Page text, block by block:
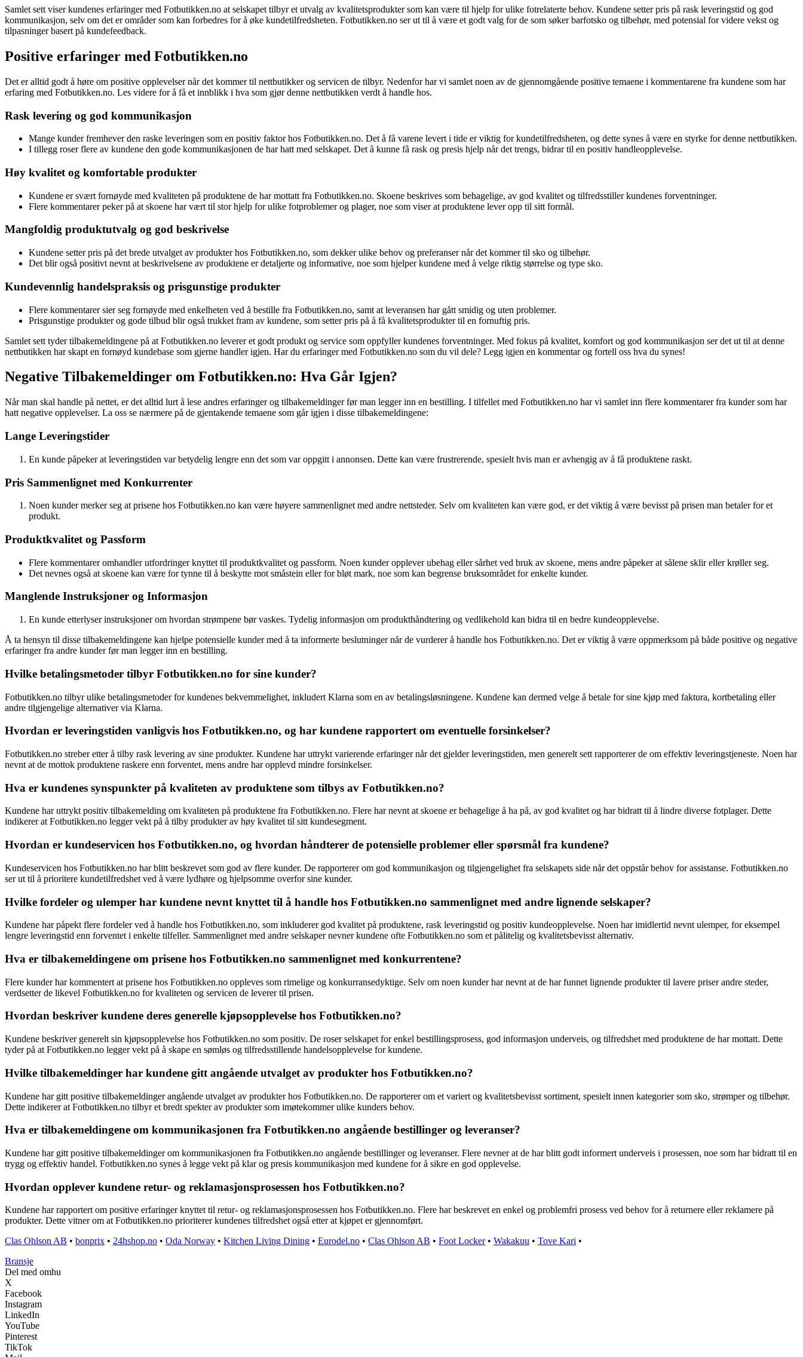
Samlet sett viser kundenes erfaringer med Fotbutikken.no at selskapet tilbyr et utvalg av kvalitetsprodukter som kan være til hjelp for ulike fotrelaterte behov. Kundene setter pris på rask leveringstid og god
kommunikasjon, selv om det er områder som kan forbedres for å øke kundetilfredsheten. Fotbutikken.no ser ut til å være et godt valg for de som søker barfotsko og tilbehør, med potensial for videre vekst og
tilpasninger basert på kundefeedback.
Positive erfaringer med Fotbutikken.no
Det er alltid godt å høre om positive opplevelser når det kommer til nettbutikker og servicen de tilbyr. Nedenfor har vi samlet noen av de gjennomgående positive temaene i kommentarene fra kundene som har
erfaring med Fotbutikken.no. Les videre for å få et innblikk i hva som gjør denne nettbutikken verdt å handle hos.
Rask levering og god kommunikasjon
Mange kunder fremhever den raske leveringen som en positiv faktor hos Fotbutikken.no. Det å få varene levert i tide er viktig for kundetilfredsheten, og dette synes å være en styrke for denne nettbutikken.
I tillegg roser flere av kundene den gode kommunikasjonen de har hatt med selskapet. Det å kunne få rask og presis hjelp når det trengs, bidrar til en positiv handleopplevelse.
Høy kvalitet og komfortable produkter
Kundene er svært fornøyde med kvaliteten på produktene de har mottatt fra Fotbutikken.no. Skoene beskrives som behagelige, av god kvalitet og tilfredsstiller kundenes forventninger.
Flere kommentarer peker på at skoene har vært til stor hjelp for ulike fotproblemer og plager, noe som viser at produktene lever opp til sitt formål.
Mangfoldig produktutvalg og god beskrivelse
Kundene setter pris på det brede utvalget av produkter hos Fotbutikken.no, som dekker ulike behov og preferanser når det kommer til sko og tilbehør.
Det blir også positivt nevnt at beskrivelsene av produktene er detaljerte og informative, noe som hjelper kundene med å velge riktig størrelse og type sko.
Kundevennlig handelspraksis og prisgunstige produkter
Flere kommentarer sier seg fornøyde med enkelheten ved å bestille fra Fotbutikken.no, samt at leveransen har gått smidig og uten problemer.
Prisgunstige produkter og gode tilbud blir også trukket fram av kundene, som setter pris på å få kvalitetsprodukter til en fornuftig pris.
Samlet sett tyder tilbakemeldingene på at Fotbutikken.no leverer et godt produkt og service som oppfyller kundenes forventninger. Med fokus på kvalitet, komfort og god kommunikasjon ser det ut til at denne
nettbutikken har skapt en fornøyd kundebase som gjerne handler igjen. Har du erfaringer med Fotbutikken.no som du vil dele? Legg igjen en kommentar og fortell oss hva du synes!
Negative Tilbakemeldinger om Fotbutikken.no: Hva Går Igjen?
Når man skal handle på nettet, er det alltid lurt å lese andres erfaringer og tilbakemeldinger før man legger inn en bestilling. I tilfellet med Fotbutikken.no har vi samlet inn flere kommentarer fra kunder som har
hatt negative opplevelser. La oss se nærmere på de gjentakende temaene som går igjen i disse tilbakemeldingene:
Lange Leveringstider
En kunde påpeker at leveringstiden var betydelig lengre enn det som var oppgitt i annonsen. Dette kan være frustrerende, spesielt hvis man er avhengig av å få produktene raskt.
Pris Sammenlignet med Konkurrenter
Noen kunder merker seg at prisene hos Fotbutikken.no kan være høyere sammenlignet med andre nettsteder. Selv om kvaliteten kan være god, er det viktig å være bevisst på prisen man betaler for et
produkt.
Produktkvalitet og Passform
Flere kommentarer omhandler utfordringer knyttet til produktkvalitet og passform. Noen kunder opplever ubehag eller sårhet ved bruk av skoene, mens andre påpeker at sålene sklir eller krøller seg.
Det nevnes også at skoene kan være for tynne til å beskytte mot småstein eller for bløt mark, noe som kan begrense bruksområdet for enkelte kunder.
Manglende Instruksjoner og Informasjon
En kunde etterlyser instruksjoner om hvordan strømpene bør vaskes. Tydelig informasjon om produkthåndtering og vedlikehold kan bidra til en bedre kundeopplevelse.
Å ta hensyn til disse tilbakemeldingene kan hjelpe potensielle kunder med å ta informerte beslutninger når de vurderer å handle hos Fotbutikken.no. Det er viktig å være oppmerksom på både positive og negative
erfaringer fra andre kunder før man legger inn en bestilling.
Hvilke betalingsmetoder tilbyr Fotbutikken.no for sine kunder?
Fotbutikken.no tilbyr ulike betalingsmetoder for kundenes bekvemmelighet, inkludert Klarna som en av betalingsløsningene. Kundene kan dermed velge å betale for sine kjøp med faktura, kortbetaling eller
andre tilgjengelige alternativer via Klarna.
Hvordan er leveringstiden vanligvis hos Fotbutikken.no, og har kundene rapportert om eventuelle forsinkelser?
Fotbutikken.no streber etter å tilby rask levering av sine produkter. Kundene har uttrykt varierende erfaringer når det gjelder leveringstiden, men generelt sett rapporterer de om effektiv leveringstjeneste. Noen har
nevnt at de mottok produktene raskere enn forventet, mens andre har opplevd mindre forsinkelser.
Hva er kundenes synspunkter på kvaliteten av produktene som tilbys av Fotbutikken.no?
Kundene har uttrykt positiv tilbakemelding om kvaliteten på produktene fra Fotbutikken.no. Flere har nevnt at skoene er behagelige å ha på, av god kvalitet og har bidratt til å lindre diverse fotplager. Dette
indikerer at Fotbutikken.no legger vekt på å tilby produkter av høy kvalitet til sitt kundesegment.
Hvordan er kundeservicen hos Fotbutikken.no, og hvordan håndterer de potensielle problemer eller spørsmål fra kundene?
Kundeservicen hos Fotbutikken.no har blitt beskrevet som god av flere kunder. De rapporterer om god kommunikasjon og tilgjengelighet fra selskapets side når det oppstår behov for assistanse. Fotbutikken.no
ser ut til å prioritere kundetilfredshet ved å være lydhøre og hjelpsomme overfor sine kunder.
Hvilke fordeler og ulemper har kundene nevnt knyttet til å handle hos Fotbutikken.no sammenlignet med andre lignende selskaper?
Kundene har påpekt flere fordeler ved å handle hos Fotbutikken.no, som inkluderer god kvalitet på produktene, rask leveringstid og positiv kundeopplevelse. Noen har imidlertid nevnt ulemper, for eksempel
lengre leveringstid enn forventet i enkelte tilfeller. Sammenlignet med andre selskaper nevner kundene ofte Fotbutikken.no som et pålitelig og kvalitetsbevisst alternativ.
Hva er tilbakemeldingene om prisene hos Fotbutikken.no sammenlignet med konkurrentene?
Flere kunder har kommentert at prisene hos Fotbutikken.no oppleves som rimelige og konkurransedyktige. Selv om noen kunder har nevnt at de har funnet lignende produkter til lavere priser andre steder,
verdsetter de likevel Fotbutikken.no for kvaliteten og servicen de leverer til prisen.
Hvordan beskriver kundene deres generelle kjøpsopplevelse hos Fotbutikken.no?
Kundene beskriver generelt sin kjøpsopplevelse hos Fotbutikken.no som positiv. De roser selskapet for enkel bestillingsprosess, god informasjon underveis, og tilfredshet med produktene de har mottatt. Dette
tyder på at Fotbutikken.no legger vekt på å skape en sømløs og tilfredsstillende handelsopplevelse for kundene.
Hvilke tilbakemeldinger har kundene gitt angående utvalget av produkter hos Fotbutikken.no?
Kundene har gitt positive tilbakemeldinger angående utvalget av produkter hos Fotbutikken.no. De rapporterer om et variert og kvalitetsbevisst sortiment, spesielt innen kategorier som sko, strømper og tilbehør.
Dette indikerer at Fotbutikken.no tilbyr et bredt spekter av produkter som imøtekommer ulike kunders behov.
Hva er tilbakemeldingene om kommunikasjonen fra Fotbutikken.no angående bestillinger og leveranser?
Kundene har gitt positive tilbakemeldinger om kommunikasjonen fra Fotbutikken.no angående bestillinger og leveranser. Flere nevner at de har blitt godt informert underveis i prosessen, noe som har bidratt til en
trygg og effektiv handel. Fotbutikken.no synes å legge vekt på klar og presis kommunikasjon med kundene for å sikre en god opplevelse.
Hvordan opplever kundene retur- og reklamasjonsprosessen hos Fotbutikken.no?
Kundene har rapportert om positive erfaringer knyttet til retur- og reklamasjonsprosessen hos Fotbutikken.no. Flere har beskrevet en enkel og problemfri prosess ved behov for å returnere eller reklamere på
produkter. Dette vitner om at Fotbutikken.no prioriterer kundenes tilfredshet også etter at kjøpet er gjennomført.
Clas Ohlson AB • bonprix • 24hshop.no • Oda Norway • Kitchen Living Dining • Eurodel.no • Clas Ohlson AB • Foot Locker• Wakakuu • Tove Kari •
Bransje
Del med omhu
X
Facebook
Instagram
LinkedIn
YouTube
Pinterest
TikTok